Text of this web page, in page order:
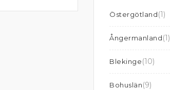
Östergötland(1)
Ångermanland(1)
Blekinge(10)
Bohuslän(9)